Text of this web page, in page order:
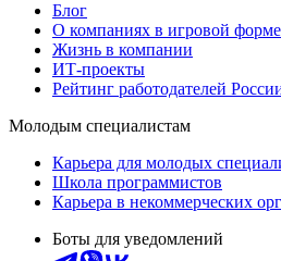
Блог
О компаниях в игровой форме
Жизнь в компании
ИТ-проекты
Рейтинг работодателей
Молодым специалистам
Карьера для молодых
Школа программистов
Карьера в некоммерческих
Боты для уведомлений